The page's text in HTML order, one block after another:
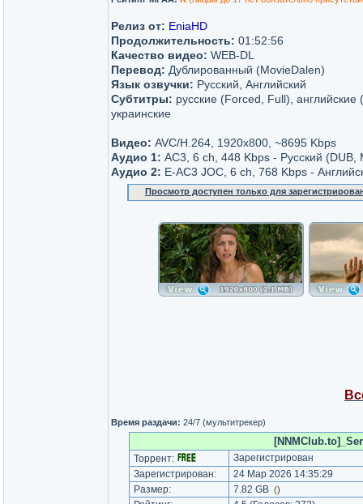
Релиз от: EniaHD
Продолжительность: 01:52:56
Качество видео: WEB-DL
Перевод: Дублированный (MovieDalen)
Язык озвучки: Русский, Английский
Субтитры: русские (Forced, Full), английские
украинские
Видео: AVC/H.264, 1920x800, ~8695 Kbps
Аудио 1: AC3, 6 ch, 448 Kbps - Русский (DUB,
Аудио 2: E-AC3 JOC, 6 ch, 768 Kbps -
Просмотр доступен только для
Время раздачи: 24/7 (мультитрекер)
Торрент:
Зарегистрирован
Зарегистрирован:
24 Мар 2026 14:35:29
Размер:
7.82 GB ()